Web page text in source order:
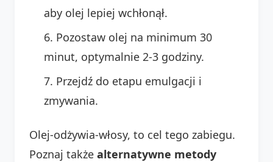
aby olej lepiej wchłonął.
Pozostaw olej na minimum 30
minut, optymalnie 2-3 godziny.
Przejdź do etapu emulgacji i
zmywania.
Olej-odżywia-włosy, to cel tego zabiegu.
Poznaj także alternatywne metody